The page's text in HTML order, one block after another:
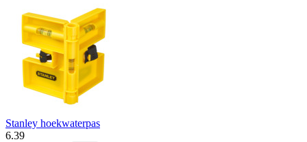
Stanley hoekwaterpas
6.39